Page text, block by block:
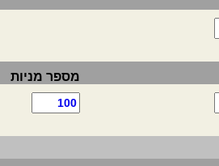
מספר מניות